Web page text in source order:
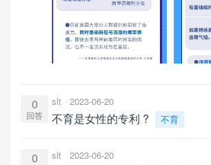
0
回答
slt 2023-06-20
不育是女性的专利 ? 不育
0 slt 2023-06-20